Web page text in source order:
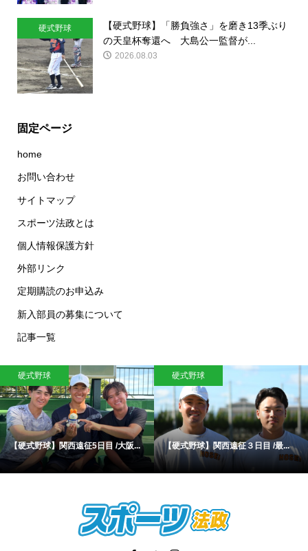
硬式野球
【硬式野球】「勝負強さ」を磨き13季ぶり
の天皇杯奪還へ 大島公一監督が...
2026.08.03
固定ページ
home
お問い合わせ
サイトマップ
スポーツ法政とは
個人情報保護方針
外部リンク
定期購読のお申込み
新入部員の募集について
記事一覧
硬式野球
【硬式野球】関西遠征5日目 /大阪...
硬式野球
【硬式野球】関西遠征３日目 /最...